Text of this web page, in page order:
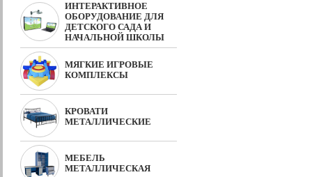
ИНТЕРАКТИВНОЕ
ОБОРУДОВАНИЕ ДЛЯ
ДЕТСКОГО САДА И
НАЧАЛЬНОЙ ШКОЛЫ
МЯГКИЕ ИГРОВЫЕ
КОМПЛЕКСЫ
КРОВАТИ
МЕТАЛЛИЧЕСКИЕ
МЕБЕЛЬ
МЕТАЛЛИЧЕСКАЯ